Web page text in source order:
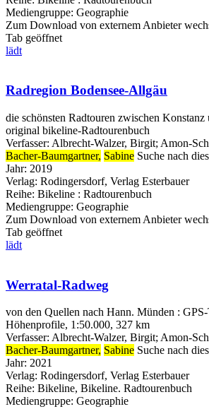
Mediengruppe: Geographie
Zum Download von externem Anbieter
Tab geöffnet
lädt
Radregion Bodensee-Allgäu
die schönsten Radtouren zwischen
original bikeline-Radtourenbuch
Verfasser: Albrecht-Walzer, Birgit; Amon-
Bacher-Baumgartner, Sabine Suche nach
Jahr: 2019
Verlag: Rodingersdorf, Verlag Esterbauer
Reihe: Bikeline : Radtourenbuch
Mediengruppe: Geographie
Zum Download von externem Anbieter
Tab geöffnet
lädt
Werratal-Radweg
von den Quellen nach Hann. Münden :
Höhenprofile, 1:50.000, 327 km
Verfasser: Albrecht-Walzer, Birgit;Amon-
Bacher-Baumgartner, Sabine Suche nach
Jahr: 2021
Verlag: Rodingersdorf, Verlag Esterbauer
Reihe: Bikeline, Bikeline. Radtourenbuch
Mediengruppe: Geographie